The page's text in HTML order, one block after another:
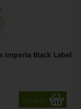
Imperia Black Label
Varianty